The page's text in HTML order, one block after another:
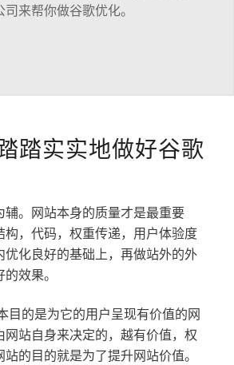
来帮你做谷歌优化。
踏实实地做好谷歌
辅。网站本身的质量才是最重要
构，代码，权重传递，用户体验度
优化良好的基础上，再做站外的外
效果。
目的是为它的用户呈现有价值的网
网站自身来决定的，越有价值，权
的目的就是为了提升网站价值。